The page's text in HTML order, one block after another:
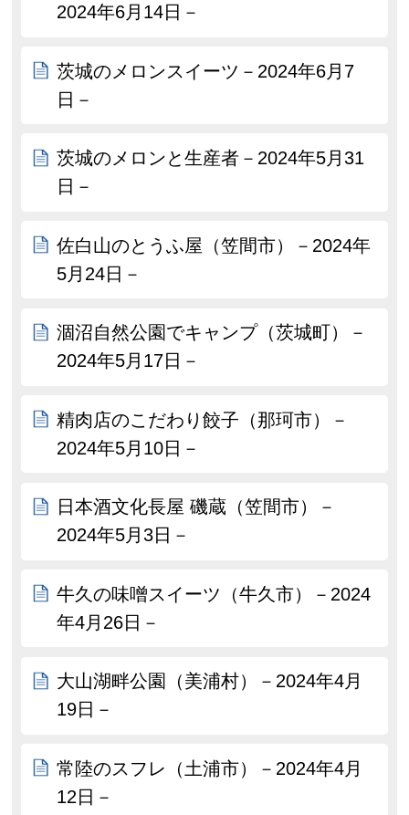
2024年6月14日－
茨城のメロンスイーツ－2024年6月7
日－
茨城のメロンと生産者－2024年5月31
日－
佐白山のとうふ屋（笠間市）－2024年
5月24日－
涸沼自然公園でキャンプ（茨城町）－
2024年5月17日－
精肉店のこだわり餃子（那珂市）－
2024年5月10日－
日本酒文化長屋 磯蔵（笠間市）－
2024年5月3日－
牛久の味噌スイーツ（牛久市）－2024
年4月26日－
大山湖畔公園（美浦村）－2024年4月
19日－
常陸のスフレ（土浦市）－2024年4月
12日－